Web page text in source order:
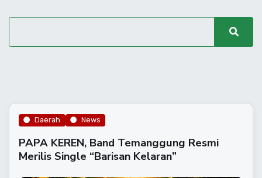
Daerah News
PAPA KEREN, Band Temanggung Resmi
Merilis Single “Barisan Kelaran”